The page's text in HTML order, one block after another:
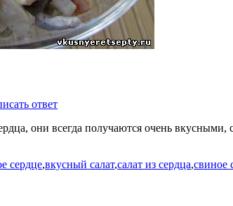
ответ
они всегда получаются очень
сердце,вкусный салат,салат из сердца,свиное